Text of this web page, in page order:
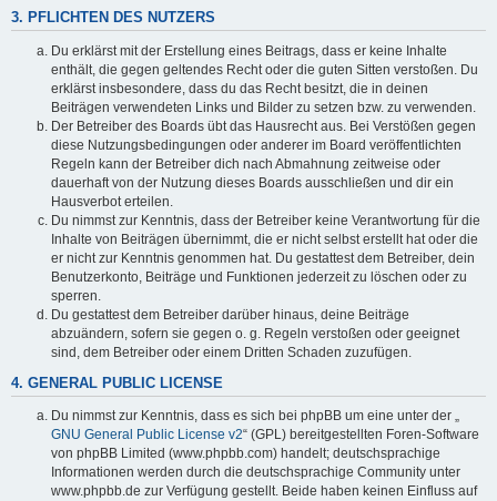
3. PFLICHTEN DES NUTZERS
Du erklärst mit der Erstellung eines Beitrags, dass er keine Inhalte
enthält, die gegen geltendes Recht oder die guten Sitten verstoßen. Du
erklärst insbesondere, dass du das Recht besitzt, die in deinen
Beiträgen verwendeten Links und Bilder zu setzen bzw. zu verwenden.
Der Betreiber des Boards übt das Hausrecht aus. Bei Verstößen gegen
diese Nutzungsbedingungen oder anderer im Board veröffentlichten
Regeln kann der Betreiber dich nach Abmahnung zeitweise oder
dauerhaft von der Nutzung dieses Boards ausschließen und dir ein
Hausverbot erteilen.
Du nimmst zur Kenntnis, dass der Betreiber keine Verantwortung für die
Inhalte von Beiträgen übernimmt, die er nicht selbst erstellt hat oder die
er nicht zur Kenntnis genommen hat. Du gestattest dem Betreiber, dein
Benutzerkonto, Beiträge und Funktionen jederzeit zu löschen oder zu
sperren.
Du gestattest dem Betreiber darüber hinaus, deine Beiträge
abzuändern, sofern sie gegen o. g. Regeln verstoßen oder geeignet
sind, dem Betreiber oder einem Dritten Schaden zuzufügen.
4. GENERAL PUBLIC LICENSE
Du nimmst zur Kenntnis, dass es sich bei phpBB um eine unter der „
GNU General Public License v2“ (GPL) bereitgestellten Foren-Software
von phpBB Limited (www.phpbb.com) handelt; deutschsprachige
Informationen werden durch die deutschsprachige Community unter
www.phpbb.de zur Verfügung gestellt. Beide haben keinen Einfluss auf